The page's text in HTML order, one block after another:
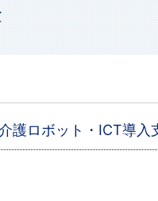
護ロボット・ICT導入